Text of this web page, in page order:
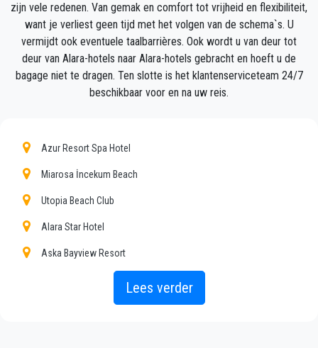
Uw ervaring met onze transferservice zal uitstekend
zijn, aangezien ons team trotse professionals zijn
die ervoor zullen zorgen dat u op tijd wordt
opgehaald, met klasse wordt overgebracht en op een
plezierige manier naar uw bestemming in Antalya
taxiservice, met een betaalbaar tarief, professionele
chauffeurs en comfortabele auto's naar overal in
Seja Transferis niet alleen een normaal bedrijf, wij
van of naar Alara.
Ontdek al onze diensten en tarieven. Waar wacht je
zijn vele redenen. Van gemak en comfort tot vrijheid en flexibiliteit,
want je verliest geen tijd met het volgen van de schema`s. U
vermijdt ook eventuele taalbarrières. Ook wordt u van deur tot
deur van Alara-hotels naar Alara-hotels gebracht en hoeft u de
bagage niet te dragen. Ten slotte is het klantenserviceteam 24/7
beschikbaar voor en na uw reis.
Azur Resort Spa Hotel
Miarosa İncekum Beach
Utopia Beach Club
Alara Star Hotel
Aska Bayview Resort
Lees verder